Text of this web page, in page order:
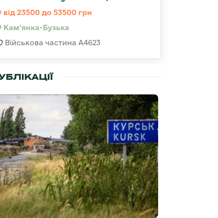
від 23500 до 53500 грн
Кам'янка-Бузька
Військова частина А4623